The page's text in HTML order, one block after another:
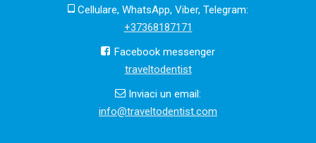
Cellulare, WhatsApp, Viber, Telegram:
+37368187171
Facebook messenger
traveltodentist
Inviaci un email:
info@traveltodentist.com